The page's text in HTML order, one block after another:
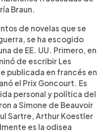
Braun.
de novelas que se
se ha escogido
de EE. UU. Primero, en
de escribir Les
publicada en francés en
el Prix Goncourt. Es
personal y política del
a Simone de Beauvoir
Sartre, Arthur Koestler
es la odisea